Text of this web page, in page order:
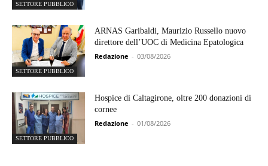
SETTORE PUBBLICO
SETTORE PUBBLICO
ARNAS Garibaldi, Maurizio Russello nuovo
direttore dell’UOC di Medicina Epatologica
Redazione - 03/08/2026
SETTORE PUBBLICO
Hospice di Caltagirone, oltre 200 donazioni di
cornee
Redazione - 01/08/2026